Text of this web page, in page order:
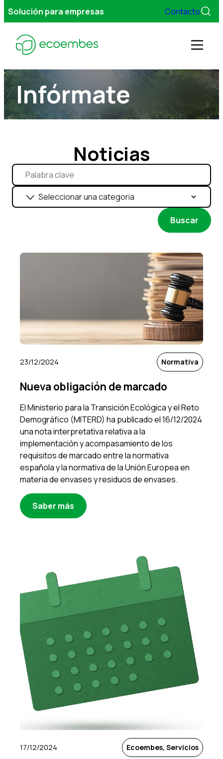
Solución para empresas Contacto
Gestionamos tus envases
Sobre Ecoembes
FAQs
Infórmate
Noticias
Buscar
23/12/2024 Normativa
Nueva obligación de marcado
El Ministerio para la Transición Ecológica y el Reto
Demográfico (MITERD) ha publicado el 16/12/2024
una nota interpretativa relativa a la
implementación y acompasamiento de los
requisitos de marcado entre la normativa
española y la normativa de la Unión Europea en
materia de envases y residuos de envases.
Saber más
17/12/2024 Ecoembes, Servicios